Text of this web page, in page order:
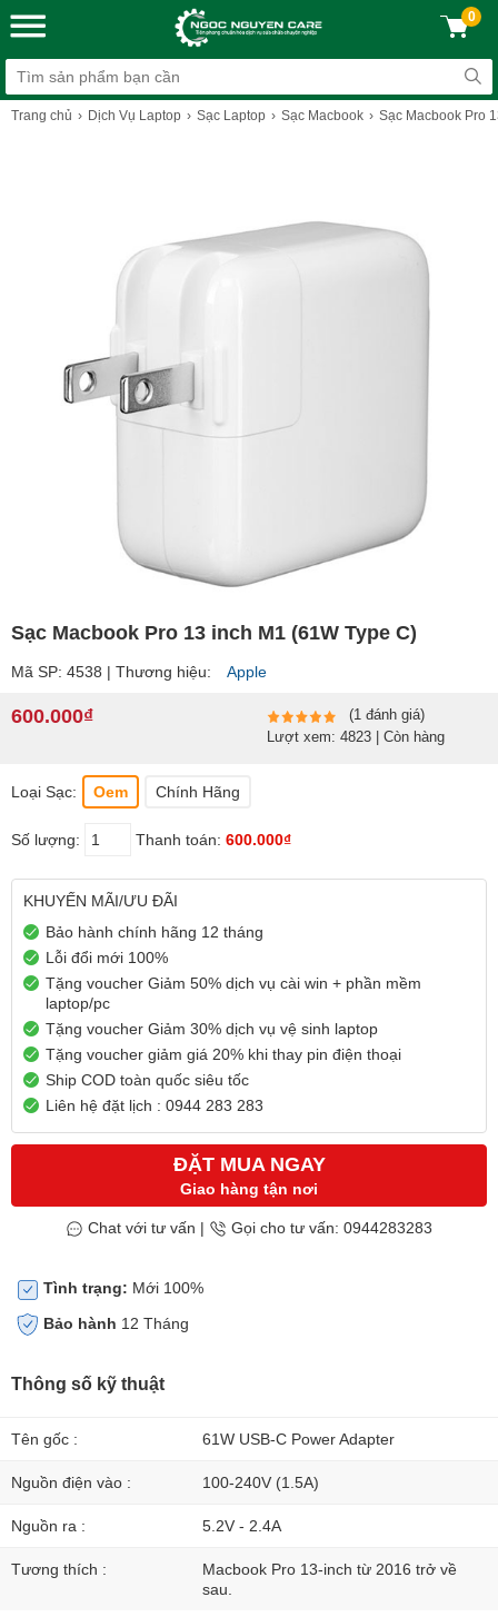
0
Trang chủ Dịch Vụ Laptop Sạc Laptop Sạc Macbook Sạc Macbook Pro
Sạc Macbook Pro 13 inch M1 (61W Type C)
Mã SP: 4538 | Thương hiệu: Apple
600.000₫
(1 đánh giá)
Lượt xem: 4823 | Còn hàng
Loại Sạc: Oem Chính Hãng
Số lượng: Thanh toán: 600.000₫
KHUYẾN MÃI/ƯU ĐÃI
Bảo hành chính hãng 12 tháng
Lỗi đổi mới 100%
Tặng voucher Giảm 50% dịch vụ cài win + phần mềm
laptop/pc
Tặng voucher Giảm 30% dịch vụ vệ sinh laptop
Tặng voucher giảm giá 20% khi thay pin điện thoại
Ship COD toàn quốc siêu tốc
Liên hệ đặt lịch : 0944 283 283
ĐẶT MUA NGAY
Giao hàng tận nơi
Chat với tư vấn | Gọi cho tư vấn: 0944283283
Tình trạng: Mới 100%
Bảo hành 12 Tháng
Thông số kỹ thuật
Tên gốc : 61W USB-C Power Adapter
Nguồn điện vào : 100-240V (1.5A)
Nguồn ra : 5.2V - 2.4A
Tương thích :
Macbook Pro 13-inch từ 2016 trở về
sau.